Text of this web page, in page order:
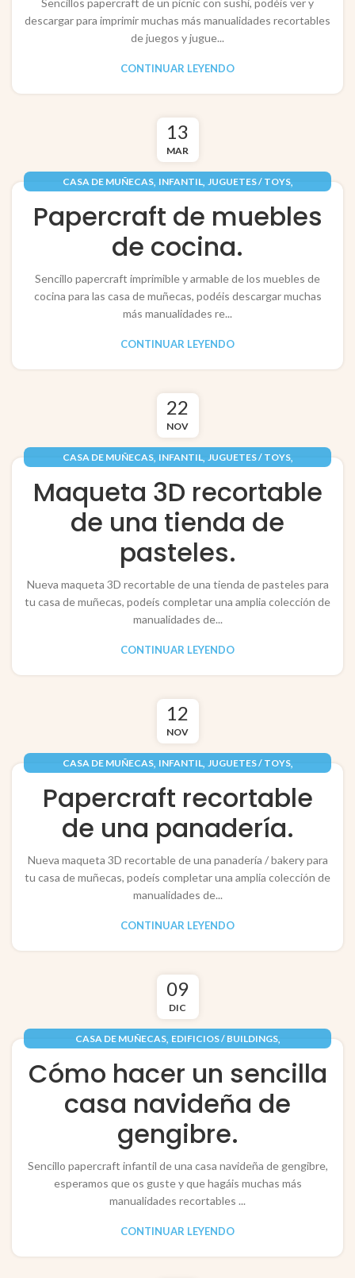
Sencillos papercraft de un picnic con sushi, podéis ver y
descargar para imprimir muchas más manualidades recortables
de juegos y jugue...
CONTINUAR LEYENDO
13
MAR
CASA DE MUÑECAS, INFANTIL, JUGUETES / TOYS,
Papercraft de muebles
de cocina.
Sencillo papercraft imprimible y armable de los muebles de
cocina para las casa de muñecas, podéis descargar muchas
más manualidades re...
CONTINUAR LEYENDO
22
NOV
CASA DE MUÑECAS, INFANTIL, JUGUETES / TOYS,
Maqueta 3D recortable
de una tienda de
pasteles.
Nueva maqueta 3D recortable de una tienda de pasteles para
tu casa de muñecas, podeís completar una amplia colección de
manualidades de...
CONTINUAR LEYENDO
12
NOV
CASA DE MUÑECAS, INFANTIL, JUGUETES / TOYS,
Papercraft recortable
de una panadería.
Nueva maqueta 3D recortable de una panadería / bakery para
tu casa de muñecas, podeís completar una amplia colección de
manualidades de...
CONTINUAR LEYENDO
09
DIC
CASA DE MUÑECAS, EDIFICIOS / BUILDINGS,
NAVIDAD / CHRISTMAS,PAPEL / PAPER
RECORTABLES PAPERCRAFT
Cómo hacer un sencilla
casa navideña de
gengibre.
Sencillo papercraft infantil de una casa navideña de gengibre,
esperamos que os guste y que hagáis muchas más
manualidades recortables ...
CONTINUAR LEYENDO